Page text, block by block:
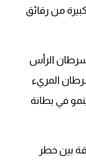
من رقائق
الرأس
بسرطان المريء
ينمو في بطانة
بين خطر